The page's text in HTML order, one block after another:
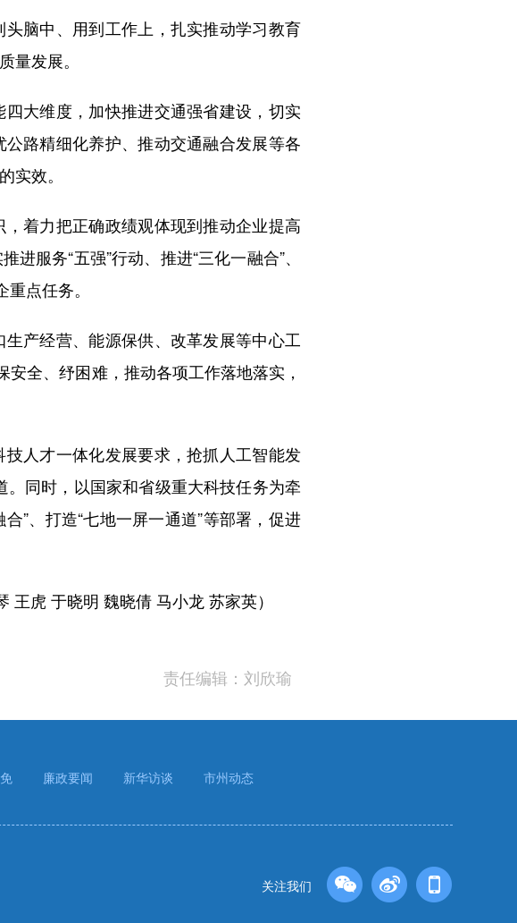
脑中、用到工作上，扎实推动学习教育
量发展。
大维度，加快推进交通强省建设，切实
路精细化养护、推动交通融合发展等各
实效。
着力把正确政绩观体现到推动企业提高
服务“五强”行动、推进“三化一融合”、
点任务。
产经营、能源保供、改革发展等中心工
全、纾困难，推动各项工作落地落实，
人才一体化发展要求，抢抓人工智能发
。同时，以国家和省级重大科技任务为牵
”、打造“七地一屏一通道”等部署，促进
虎 于晓明 魏晓倩 马小龙 苏家英）
责任编辑：刘欣瑜
廉政要闻 新华访谈 市州动态
关注我们